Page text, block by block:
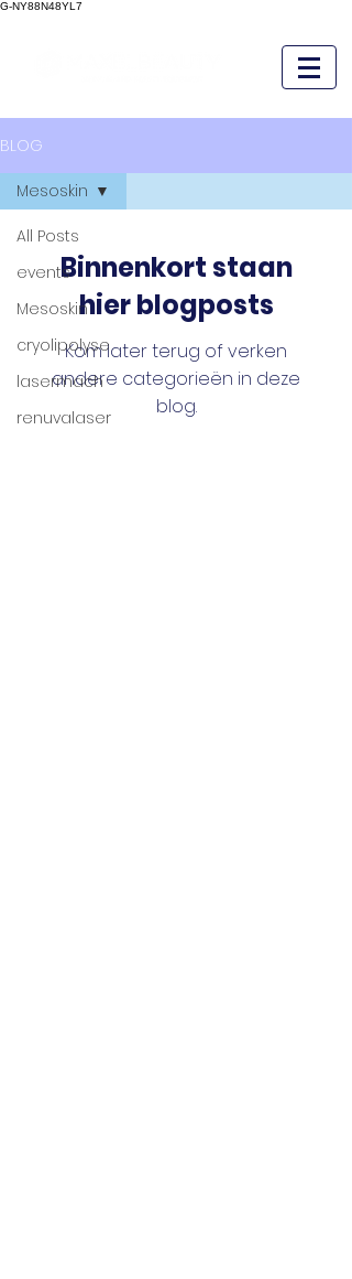
G-NY88N48YL7
BLOG
All Posts
events
Mesoskin
cryolipolyse
lasermach
renuvalaser
Mesoskin
Binnenkort staan
hier blogposts
Kom later terug of verken
andere categorieën in deze
blog.